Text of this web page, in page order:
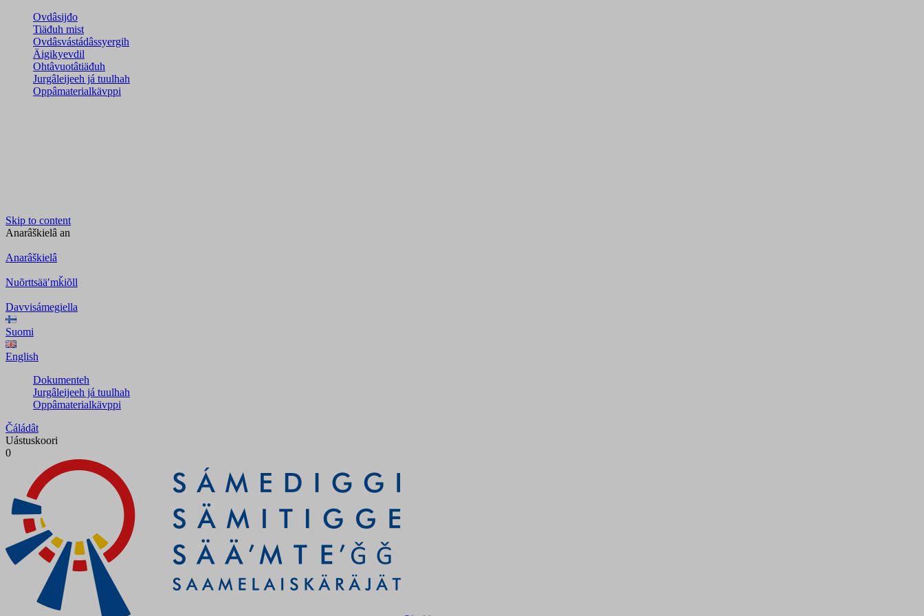
Ovdâsijđo
Tiäđuh mist
Ovdâsvástádâssyergih
Äigikyevdil
Ohtâvuotâtiäđuh
Jurgâleijeeh já tuulhah
Oppâmaterialkävppi
Skip to content
Anarâškielâ an
Anarâškielâ
Nuõrttsääʹmǩiõll
Davvisámegiella
Suomi
English
Dokumenteh
Jurgâleijeeh já tuulhah
Oppâmaterialkävppi
Čáládât
Uástuskoori
0